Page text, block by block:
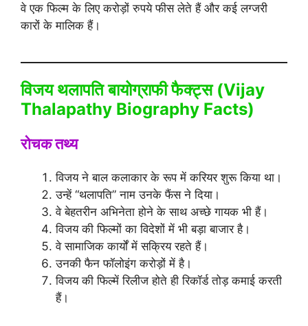
वे एक फिल्म के लिए करोड़ों रुपये फीस लेते हैं और कई लग्जरी
कारों के मालिक हैं।
विजय थलापति बायोग्राफी फैक्ट्स (Vijay
Thalapathy Biography Facts)
रोचक तथ्य
विजय ने बाल कलाकार के रूप में करियर शुरू किया था।
उन्हें “थलापति” नाम उनके फैंस ने दिया।
वे बेहतरीन अभिनेता होने के साथ अच्छे गायक भी हैं।
विजय की फिल्मों का विदेशों में भी बड़ा बाजार है।
वे सामाजिक कार्यों में सक्रिय रहते हैं।
उनकी फैन फॉलोइंग करोड़ों में है।
विजय की फिल्में रिलीज होते ही रिकॉर्ड तोड़ कमाई करती
हैं।